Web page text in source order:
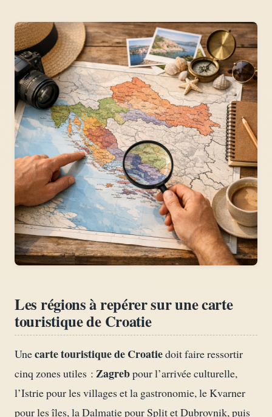
Les régions à repérer sur une carte
touristique de Croatie
Unecarte touristique de Croatiedoit faire ressortir
cinq zones utiles : Zagrebpour l’arrivée culturelle,
l’Istrie pour les villages et la gastronomie, le Kvarner
pour les îles, la Dalmatie pour Split et Dubrovnik, puis